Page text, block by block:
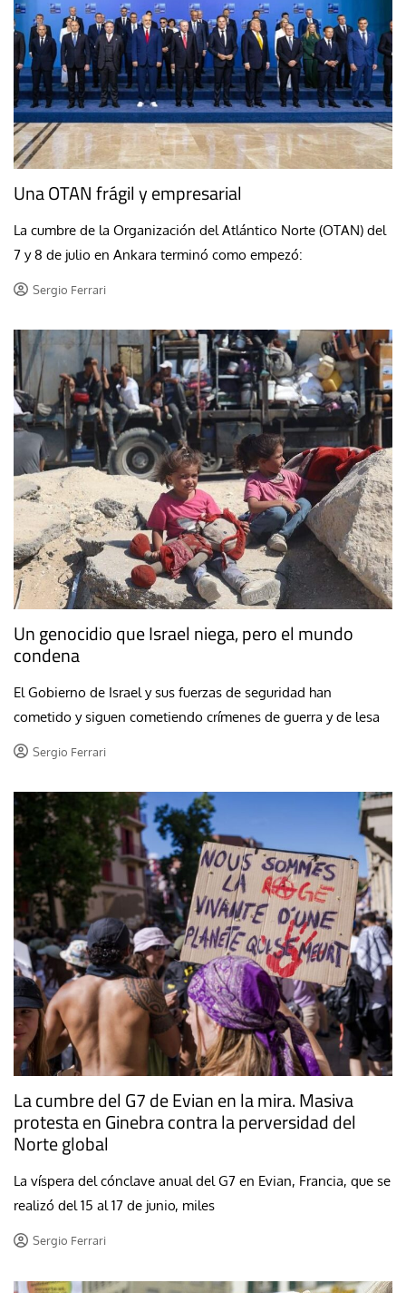
Una OTAN frágil y empresarial
La cumbre de la Organización del Atlántico Norte (OTAN) del
7 y 8 de julio en Ankara terminó como empezó:
Sergio Ferrari
Un genocidio que Israel niega, pero el mundo
condena
El Gobierno de Israel y sus fuerzas de seguridad han
cometido y siguen cometiendo crímenes de guerra y de lesa
Sergio Ferrari
La cumbre del G7 de Evian en la mira. Masiva
protesta en Ginebra contra la perversidad del
Norte global
La víspera del cónclave anual del G7 en Evian, Francia, que se
realizó del 15 al 17 de junio, miles
Sergio Ferrari